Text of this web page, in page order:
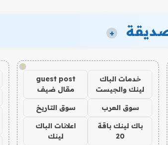
+
!
خدمات الباك
لينك والجيست
guest post
مقال ضيف
سوق العرب سوق التاريخ
باك لينك باقة
20
اعلانات الباك
لينك